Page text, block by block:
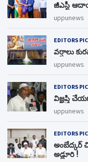
జీఎస్టీ
uppunews
EDITORS
వర్షాలు
uppunews
EDITORS
విజ్ఞప్తి
uppunews
EDITORS
అంబేద్కర్
అడ్లూరి !